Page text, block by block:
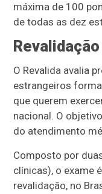
máxima de 100
de todas as dez
O Revalida avalia
estrangeiros
que querem
nacional. O
do atendimento
Composto por
clínicas), o exame
revalidação, no